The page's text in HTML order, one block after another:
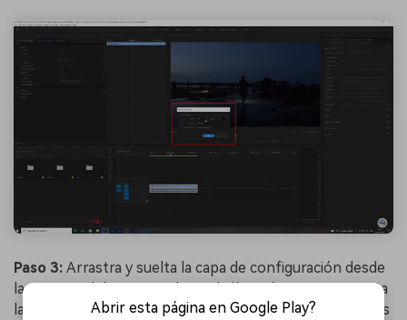
Paso 3: Arrastra y suelta la capa de configuración desde
la ventana del proyecto hasta la línea de tiempo y ajusta
la longitud al lado del video. Selecciona la capa de ajustes
Abrir esta página en Google Play?